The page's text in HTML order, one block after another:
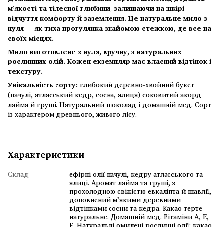
м’якості та тілесної глибини, залишаючи на шкірі
відчуття комфорту й заземлення. Це натуральне мило з
нуля — як тиха прогулянка знайомою стежкою, де все на
своїх місцях.
Мило виготовлене з нуля, вручну, з натуральних
рослинних олій. Кожен екземпляр має власний відтінок і
текстуру.
Унікальність сорту: глибокий деревно-хвойний букет
(пачулі, атласський кедр, сосна, ялиця) соковитий акорд
лайма й груші. Натуральний шоколад і домашній мед. Сорт
із характером древнього, живого лісу.
Характеристики
Склад ефірні олії пачулі, кедру атласського та
ялиці. Аромат лайма та груші, з
прохолодною свіжістю евкаліпта й шавлії,
доповнений м’якими деревними
відтінками сосни та кедра. Какао терте
натуральне. Домашній мед. Вітаміни А, Е,